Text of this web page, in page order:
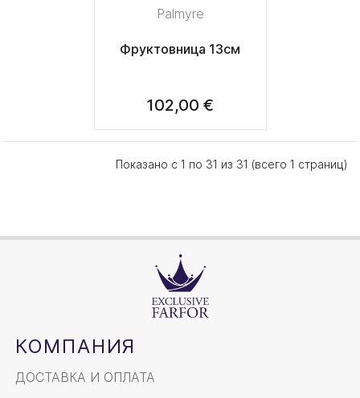
Palmyre
Фруктовница 13см
102,00 €
Показано с 1 по 31 из 31 (всего 1 страниц)
КОМПАНИЯ
ДОСТАВКА И ОПЛАТА